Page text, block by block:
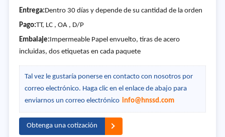
Entrega:Dentro 30 días y depende de su cantidad de la orden
Pago:TT, LC , OA , D/P
Embalaje:Impermeable Papel envuelto, tiras de acero
incluidas, dos etiquetas en cada paquete
Tal vez le gustaría ponerse en contacto con nosotros por
correo electrónico. Haga clic en el enlace de abajo para
enviarnos un correo electrónico info@hnssd.com
Obtenga una cotización